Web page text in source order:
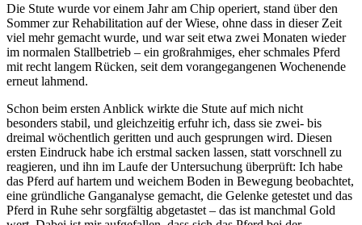
Die Stute wurde vor einem Jahr am Chip operiert, stand über den
Sommer zur Rehabilitation auf der Wiese, ohne dass in dieser Zeit
viel mehr gemacht wurde, und war seit etwa zwei Monaten wieder
im normalen Stallbetrieb – ein großrahmiges, eher schmales Pferd
mit recht langem Rücken, seit dem vorangegangenen Wochenende
erneut lahmend.
Schon beim ersten Anblick wirkte die Stute auf mich nicht
besonders stabil, und gleichzeitig erfuhr ich, dass sie zwei- bis
dreimal wöchentlich geritten und auch gesprungen wird. Diesen
ersten Eindruck habe ich erstmal sacken lassen, statt vorschnell zu
reagieren, und ihn im Laufe der Untersuchung überprüft: Ich habe
das Pferd auf hartem und weichem Boden in Bewegung beobachtet,
eine gründliche Ganganalyse gemacht, die Gelenke getestet und das
Pferd in Ruhe sehr sorgfältig abgetastet – das ist manchmal Gold